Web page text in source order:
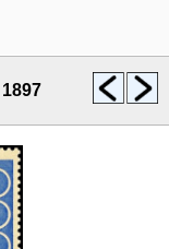
1897